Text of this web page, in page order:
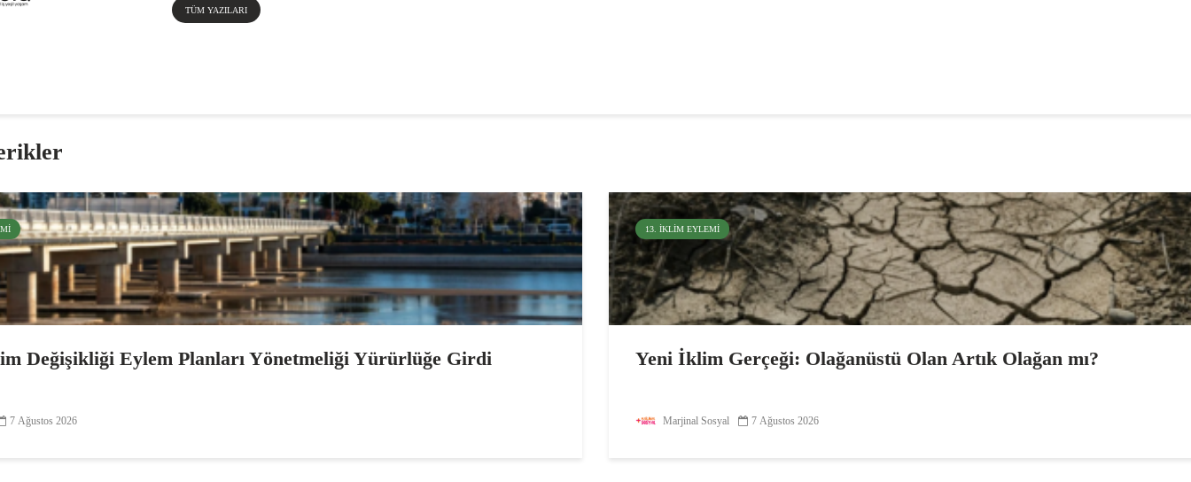
TÜM YAZILARI
Değişikliği Eylem Planları Yönetmeliği Yürürlüğe Girdi
7 Ağustos 2026
13. İKLIM EYLEMI
Yeni İklim Gerçeği: Olağanüstü Olan Artık Olağan mı?
Marjinal Sosyal 7 Ağustos 2026